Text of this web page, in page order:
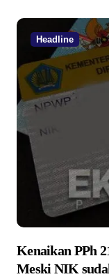
Headline
Kenaikan PPh
Meski NIK